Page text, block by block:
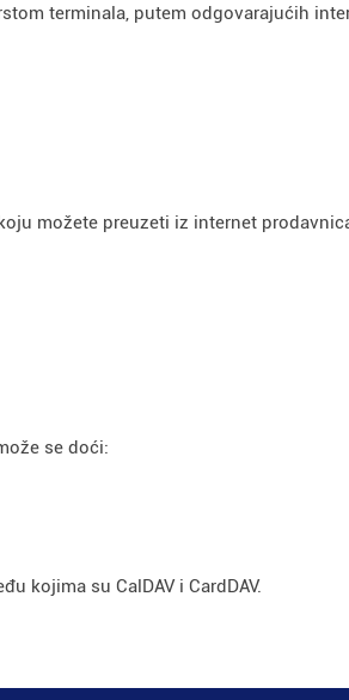
terminala, putem odgovarajućih
možete preuzeti iz internet
se doći:
kojima su CalDAV i CardDAV.